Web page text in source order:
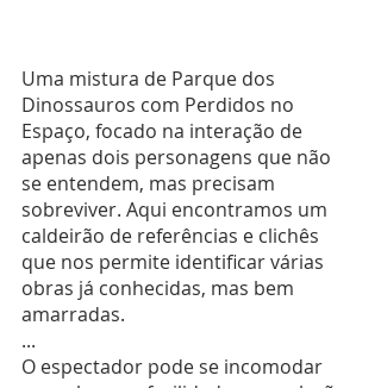
Uma mistura de Parque dos
Dinossauros com Perdidos no
Espaço, focado na interação de
apenas dois personagens que não
se entendem, mas precisam
sobreviver. Aqui encontramos um
caldeirão de referências e clichês
que nos permite identificar várias
obras já conhecidas, mas bem
amarradas.
...
O espectador pode se incomodar